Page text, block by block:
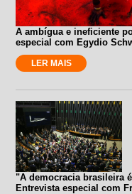
A ambígua e ineficiente
especial com Egydio
LER MAIS
"A democracia brasileira
Entrevista especial com